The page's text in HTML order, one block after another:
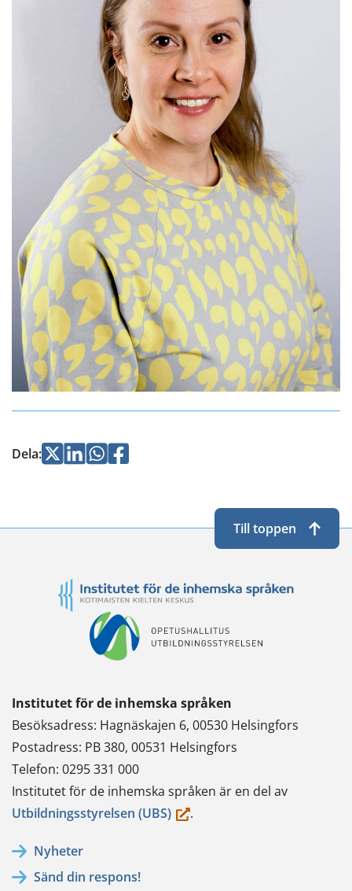
Dela:Jaa Jaa Jaa
Jaa
Institutet för de inhemska språken
Besöksadress: Hagnäskajen 6, 00530 Helsingfors
Postadress: PB 380, 00531 Helsingfors
Telefon: 0295 331 000
Institutet för de inhemska språken är en del av
Utbildningsstyrelsen (UBS)(du.
Nyheter
Sänd din respons!
Till toppen